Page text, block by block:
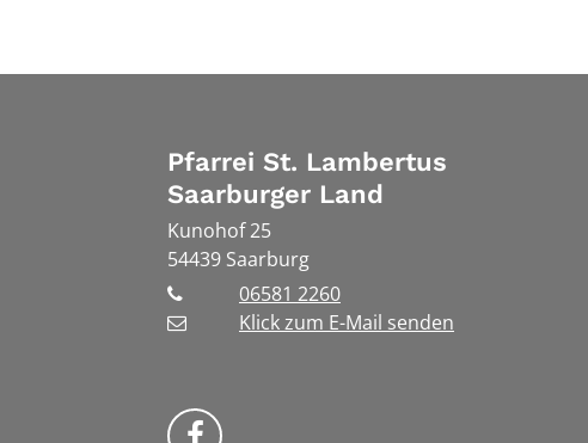
Pfarrei St. Lambertus
Saarburger Land
Kunohof 25
54439 Saarburg
06581 2260
Klick zum E-Mail senden
Bistum Trier auf Facebook